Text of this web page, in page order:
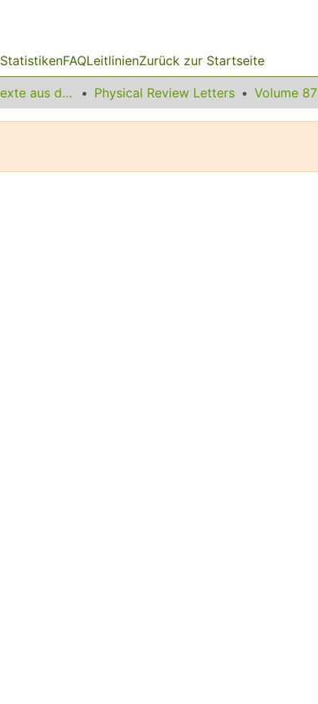
StatistikenFAQLeitlinienZurück zur Startseite
Sonstige Volltexte aus dem Bibliotheksangebot Physical Review Letters Volume 87